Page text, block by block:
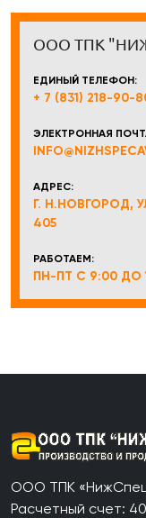
ООО ТПК
ЕДИНЫЙ ТЕЛЕФОН:
+ 7 (831) 218-90-
ЭЛЕКТРОННАЯ
АДРЕС:
Г. Н.НОВГОРОД,
405
РАБОТАЕМ:
ПН-ПТ С 9:00 ДО
ООО ТПК
Расчетный счет: